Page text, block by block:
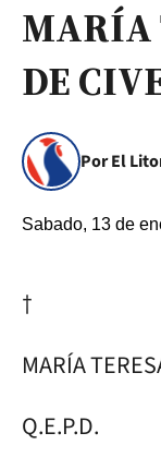
MARÍA
DE
Por El
Sabado, 13 de
†
MARÍA
Q.E.P.D.